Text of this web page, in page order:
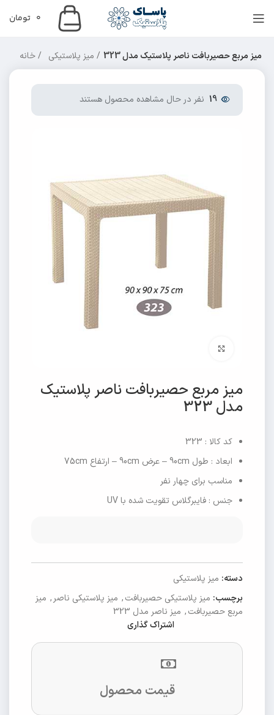
0 تومان
خانه میز مربع حصیربافت ناصر پلاستیک مدل 323
19 نفر در حال مشاهده محصول هستند
میز مربع حصیربافت ناصر پلاستیک
مدل 323
کد کالا : 323
ابعاد : طول 90cm – عرض 90cm – ارتفاع 75cm
مناسب برای چهار نفر
جنس : فایبرگلاس تقویت شده با UV
دسته: میز پلاستیکی
برچسب: میز پلاستیکی حصیربافت, میز پلاستیکی ناصر , میز
مربع حصیربافت, میز ناصر مدل 323
اشتراک گذاری
قیمت محصول